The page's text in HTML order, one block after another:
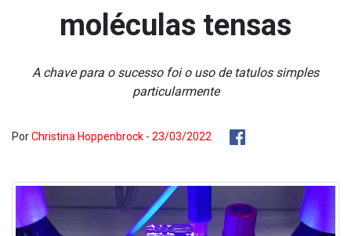
moléculas tensas
A chave para o sucesso foi o uso de ta­tulos simples
particularmente
PorChristina Hoppenbrock - 23/03/2022